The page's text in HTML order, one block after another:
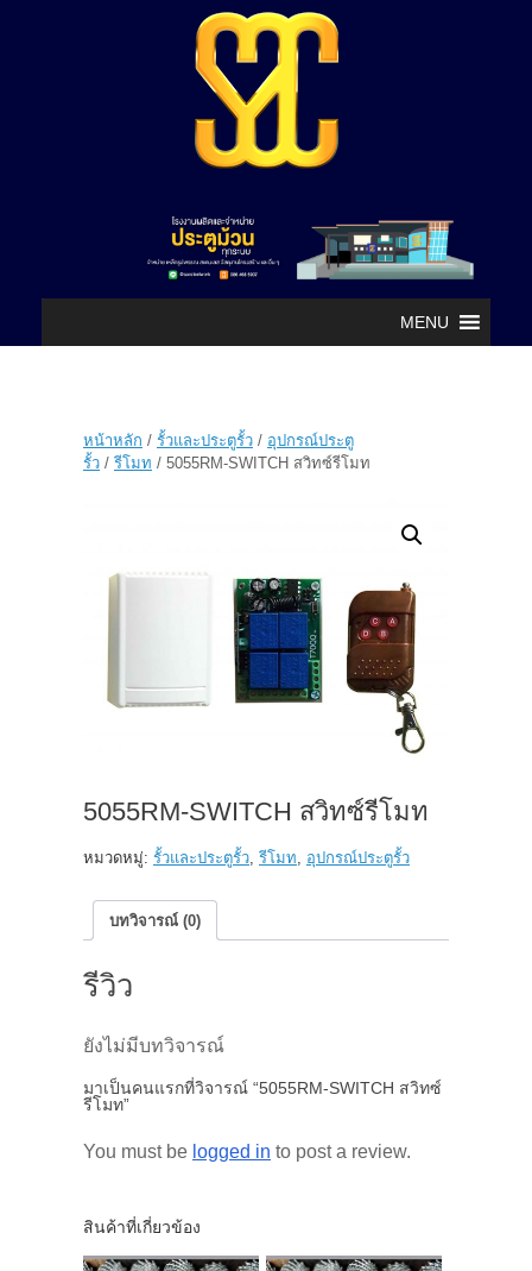
MENU
หน้าหลัก / รั้วและประตูรั้ว / อุปกรณ์ประตู
รั้ว / รีโมท / 5055RM-SWITCH สวิทซ์รีโมท
5055RM-SWITCH สวิทซ์รีโมท
หมวดหมู่: รั้วและประตูรั้ว, รีโมท, อุปกรณ์ประตูรั้ว
บทวิจารณ์ (0)
รีวิว
ยังไม่มีบทวิจารณ์
มาเป็นคนแรกที่วิจารณ์ “5055RM-SWITCH สวิทซ์
รีโมท”
You must be logged in to post a review.
สินค้าที่เกี่ยวข้อง